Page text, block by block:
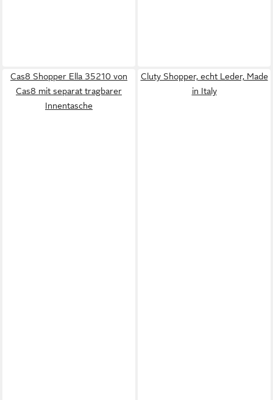
Cas8 Shopper Ella 35210 von
Cas8 mit separat tragbarer
Innentasche
Cluty Shopper, echt Leder, Made
in Italy